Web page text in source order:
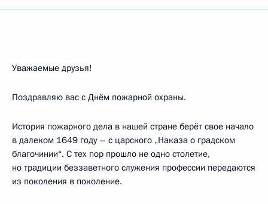
Уважаемые друзья!
Поздравляю вас с Днём пожарной охраны.
История пожарного дела в нашей стране берёт свое начало
в далеком 1649 году – с царского „Наказа о градском
благочинии“. С тех пор прошло не одно столетие,
но традиции беззаветного служения профессии передаются
из поколения в поколение.